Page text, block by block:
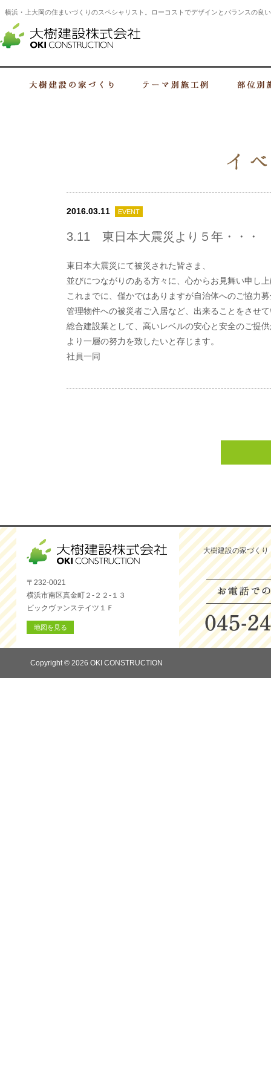
横浜・上大岡の住まいづくりのスペシャリスト。ローコストでデザインとバランスの良
2016.03.11 EVENT
3.11 東日本大震災より５年・・・
東日本大震災にて被災された皆さま、
並びにつながりのある方々に、心からお見舞い申し
これまでに、僅かではありますが自治体へのご協力
管理物件への被災者ご入居など、出来ることをさせ
総合建設業として、高いレベルの安心と安全のご提
より一層の努力を致したいと存じます。
社員一同
〒232-0021
横浜市南区真金町２-２２-１３
ビックヴァンステイツ１Ｆ
地図を見る
大樹建設の家づくり
Copyright © 2026 OKI CONSTRUCTION